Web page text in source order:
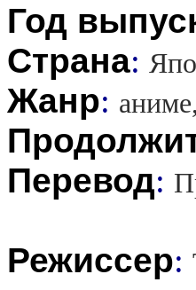
Год
Страна:
Жанр:
Перевод:
Режиссер: